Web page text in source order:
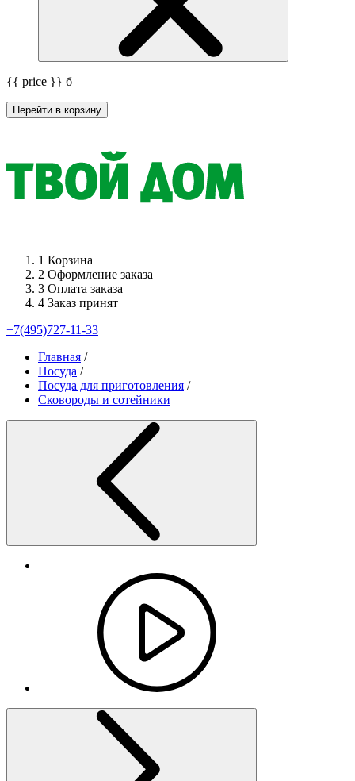
{{ price }} б
Перейти в корзину
1 Корзина
2 Оформление заказа
3 Оплата заказа
4 Заказ принят
+7(495)727-11-33
Главная /
Посуда /
Посуда для приготовления /
Сковороды и сотейники